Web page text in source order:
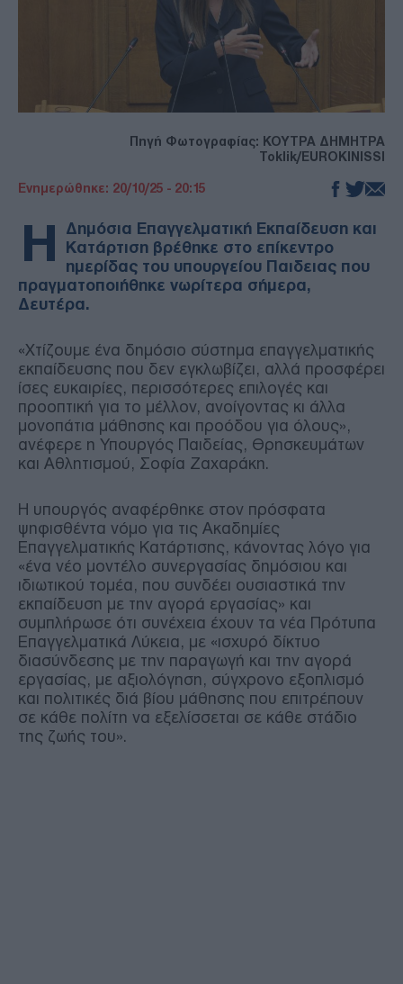
Πηγή Φωτογραφίας: ΚΟΥΤΡΑ ΔΗΜΗΤΡΑ
Toklik/EUROKINISSI
Ενημερώθηκε: 20/10/25 - 20:15
Η
Δημόσια Επαγγελματική Εκπαίδευση και
Κατάρτιση βρέθηκε στο επίκεντρο
ημερίδας του υπουργείου Παιδειας που
πραγματοποιήθηκε νωρίτερα σήμερα,
Δευτέρα.
«Χτίζουμε ένα δημόσιο σύστημα επαγγελματικής
εκπαίδευσης που δεν εγκλωβίζει, αλλά προσφέρει
ίσες ευκαιρίες, περισσότερες επιλογές και
προοπτική για το μέλλον, ανοίγοντας κι άλλα
μονοπάτια μάθησης και προόδου για όλους»,
ανέφερε η Υπουργός Παιδείας, Θρησκευμάτων
και Αθλητισμού, Σοφία Ζαχαράκη.
Η υπουργός αναφέρθηκε στον πρόσφατα
ψηφισθέντα νόμο για τις Ακαδημίες
Επαγγελματικής Κατάρτισης, κάνοντας λόγο για
«ένα νέο μοντέλο συνεργασίας δημόσιου και
ιδιωτικού τομέα, που συνδέει ουσιαστικά την
εκπαίδευση με την αγορά εργασίας» και
συμπλήρωσε ότι συνέχεια έχουν τα νέα Πρότυπα
Επαγγελματικά Λύκεια, με «ισχυρό δίκτυο
διασύνδεσης με την παραγωγή και την αγορά
εργασίας, με αξιολόγηση, σύγχρονο εξοπλισμό
και πολιτικές διά βίου μάθησης που επιτρέπουν
σε κάθε πολίτη να εξελίσσεται σε κάθε στάδιο
της ζωής του».